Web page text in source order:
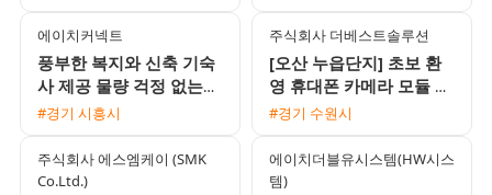
에이치커넥트
풍부한 복지와 신축 기숙
사 제공 물량 걱정 없는
전자부품 생산직 모집
#경기 시흥시
주식회사 더베스트솔루션
[오산 누읍단지] 초보 환
영 휴대폰 카메라 모듈 생
산 직원 모집 (일급/주급/
#경기 수원시
주식회사 에스엠케이 (SMK
Co.Ltd.)
에이치더블유시스템(HW시스
템)